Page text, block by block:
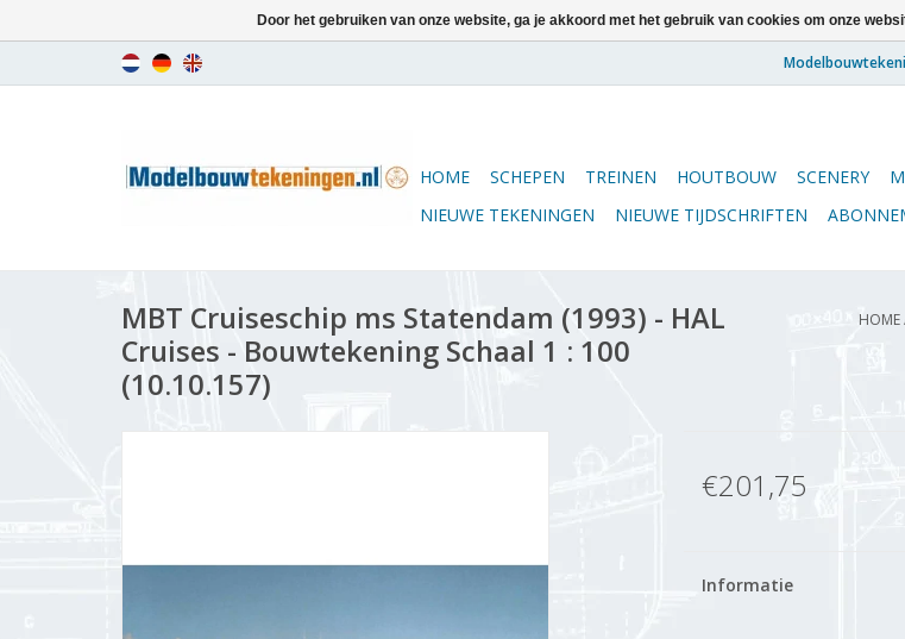
HOME SCHEPEN TREINEN HOUTBOUW SCENERY
NIEUWE TEKENINGEN
NIEUWE TIJDSCHRIFTEN
MBT Cruiseschip ms Statendam (1993) - HAL
Cruises - Bouwtekening Schaal 1 : 100
(10.10.157)
HOME
€201,75
Informatie
Door het gebruiken van onze website, ga je akkoord met het gebruik van cookies om onze